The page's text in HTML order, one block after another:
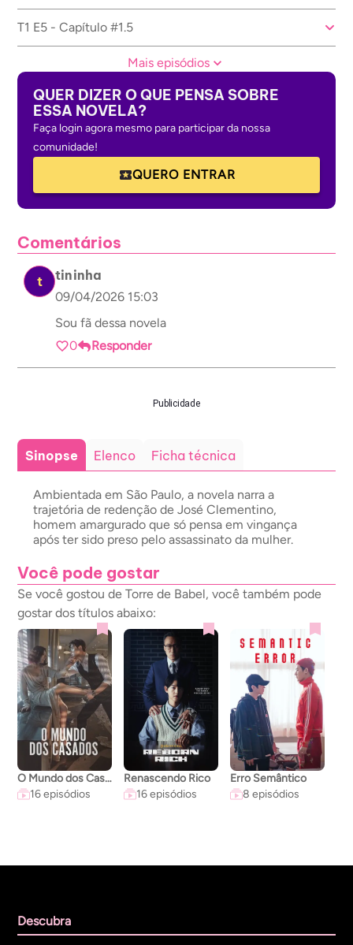
T1 E5 - Capítulo #1.5
Mais episódios
QUER DIZER O QUE PENSA SOBRE
ESSA NOVELA?
Faça login agora mesmo para participar da nossa
comunidade!
QUERO ENTRAR
Comentários
t tininha
09/04/2026 15:03
Sou fã dessa novela
0
Responder
Publicidade
Sinopse Elenco Ficha técnica
Ambientada em São Paulo, a novela narra a
trajetória de redenção de José Clementino,
homem amargurado que só pensa em vingança
após ter sido preso pelo assassinato da mulher.
Você pode gostar
Se você gostou de Torre de Babel, você também pode
gostar dos títulos abaixo:
O Mundo dos Casados
16 episódios
Renascendo Rico
16 episódios
Erro Semântico
8 episódios
Descubra